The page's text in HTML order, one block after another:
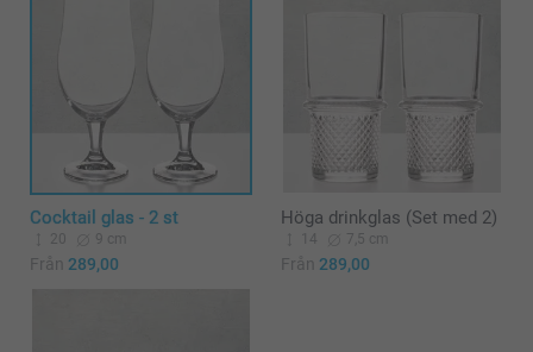
Cocktail glas - 2 st
20 9 cm
Från 289,00
Höga drinkglas (Set med 2)
14 7,5 cm
Från 289,00